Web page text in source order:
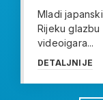
Mladi
Rijeku glazbu
videoigara...
DETALJNIJE